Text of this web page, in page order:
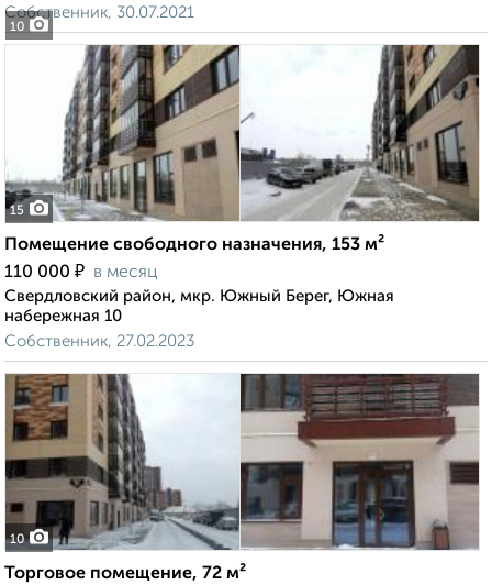
10
Собственник, 30.07.2021
15
Помещение свободного назначения, 153 м²
110 000 ₽ в месяц
Свердловский район, мкр. Южный Берег, Южная
набережная 10
Собственник, 27.02.2023
10
Торговое помещение, 72 м²